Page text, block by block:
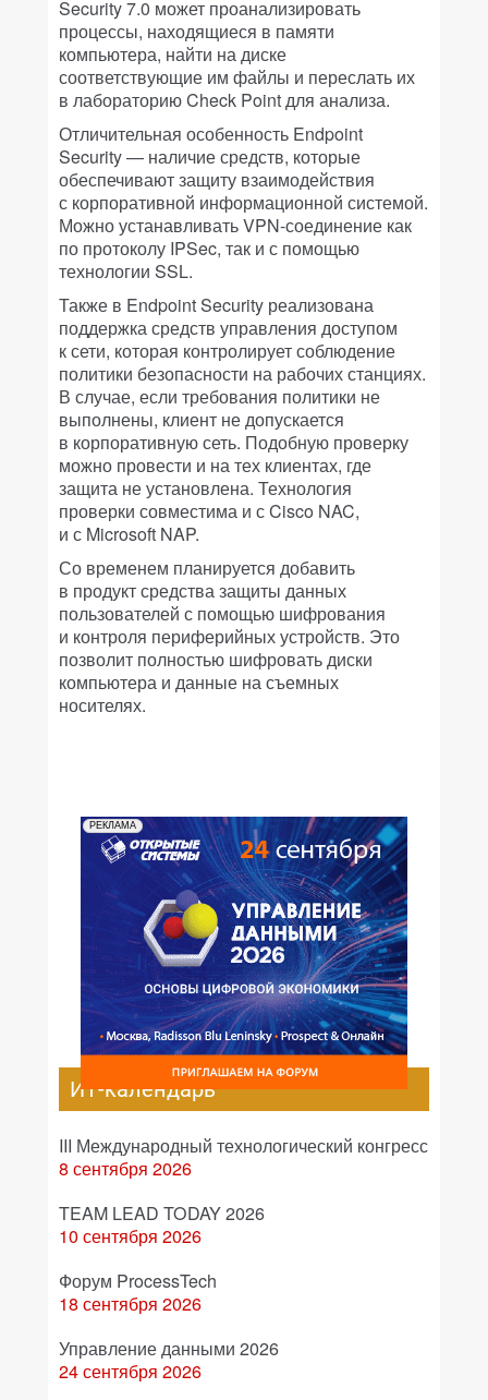
Security 7.0 может проанализировать
процессы, находящиеся в памяти
компьютера, найти на диске
соответствующие им файлы и переслать их
в лабораторию Check Point для анализа.
Отличительная особенность Endpoint
Security — наличие средств, которые
обеспечивают защиту взаимодействия
с корпоративной информационной системой.
Можно устанавливать VPN-соединение как
по протоколу IPSec, так и с помощью
технологии SSL.
Также в Endpoint Security реализована
поддержка средств управления доступом
к сети, которая контролирует соблюдение
политики безопасности на рабочих станциях.
В случае, если требования политики не
выполнены, клиент не допускается
в корпоративную сеть. Подобную проверку
можно провести и на тех клиентах, где
защита не установлена. Технология
проверки совместима и с Cisco NAC,
и с Microsoft NAP.
Со временем планируется добавить
в продукт средства защиты данных
пользователей с помощью шифрования
и контроля периферийных устройств. Это
позволит полностью шифровать диски
компьютера и данные на съемных
носителях.
РЕКЛАМА
ИТ-календарь
III Международный технологический конгресс
8 сентября 2026
TEAM LEAD TODAY 2026
10 сентября 2026
Форум ProcessTech
18 сентября 2026
Управление данными 2026
24 сентября 2026